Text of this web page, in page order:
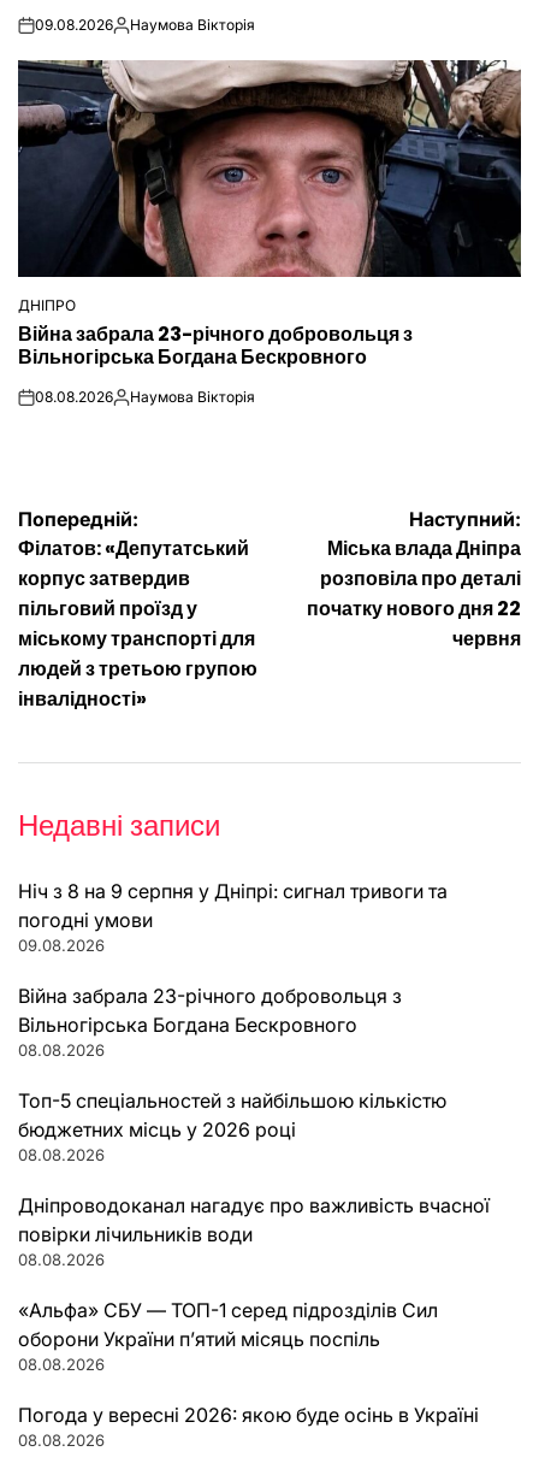
on09.08.2026Опубліковано
Наумова Вікторія
ОПУБЛІКУВАТИ
У
ДНІПРО
Війна забрала 23-річного добровольця з
Вільногірська Богдана Бескровного
on08.08.2026Опубліковано
Наумова Вікторія
Навігація
записів
Попередній:
Філатов: «Депутатський
корпус затвердив
пільговий проїзд у
міському транспорті для
людей з третьою групою
інвалідності»
Наступний:
Міська влада Дніпра
розповіла про деталі
початку нового дня 22
червня
Недавні записи
Ніч з 8 на 9 серпня у Дніпрі: сигнал тривоги та
погодні умови
09.08.2026
Війна забрала 23-річного добровольця з
Вільногірська Богдана Бескровного
08.08.2026
Топ-5 спеціальностей з найбільшою кількістю
бюджетних місць у 2026 році
08.08.2026
Дніпроводоканал нагадує про важливість вчасної
повірки лічильників води
08.08.2026
«Альфа» СБУ — ТОП-1 серед підрозділів Сил
оборони України п’ятий місяць поспіль
08.08.2026
Погода у вересні 2026: якою буде осінь в Україні
08.08.2026